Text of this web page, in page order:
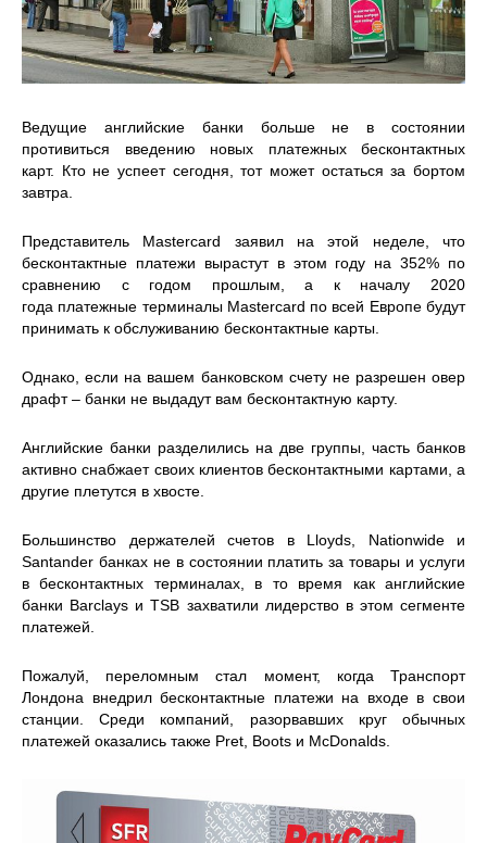
Ведущие английские банки больше не в состоянии
противиться введению новых платежных бесконтактных
карт. Кто не успеет сегодня, тот может остаться за бортом
завтра.
Представитель Mastercard заявил на этой неделе, что
бесконтактные платежи вырастут в этом году на 352% по
сравнению с годом прошлым, а к началу 2020
года платежные терминалы Mastercard по всей Европе будут
принимать к обслуживанию бесконтактные карты.
Однако, если на вашем банковском счету не разрешен овер
драфт – банки не выдадут вам бесконтактную карту.
Английские банки разделились на две группы, часть банков
активно снабжает своих клиентов бесконтактными картами, а
другие плетутся в хвосте.
Большинство держателей счетов в Lloyds, Nationwide и
Santander банках не в состоянии платить за товары и услуги
в бесконтактных терминалах, в то время как английские
банки Barclays и TSB захватили лидерство в этом сегменте
платежей.
Пожалуй, переломным стал момент, когда Транспорт
Лондона внедрил бесконтактные платежи на входе в свои
станции. Среди компаний, разорвавших круг обычных
платежей оказались также Pret, Boots и McDonalds.